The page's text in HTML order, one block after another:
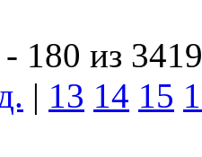
180 из 3419
| 13 14 15